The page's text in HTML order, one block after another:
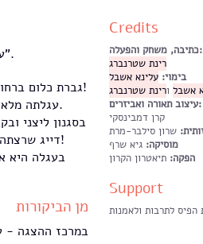
עיבוד חדשני ומרענן לאגדה "הדייג ודג הזהב".
גברת כלום ברחוב מתגוררת, אך אל תטעו, היא דוקא מאושרת!
עגלתה מלאה חפצים ואביזרים איתם היא מספרת סיפורים.
בסגנון ליצני
דייג שרצתה להיות מלכה ועל גברת כלום השמחה בחלקה!
בעגלה היא
מן הביקורות
במרכז ההצגה -
Credits
כתיבה, משחק והפעלה:
רינת שטרנברג
בימוי: עלינא אשבל
אשבל ורינת שטרנברג
עיצוב תאורה ואביזרים:
קרן דמבינסקי
שרון סילבר-מרת
מוסיקה: גיא שרף
הפקה: תיאטרון הקרון
Support
לתרבות ולאמנות